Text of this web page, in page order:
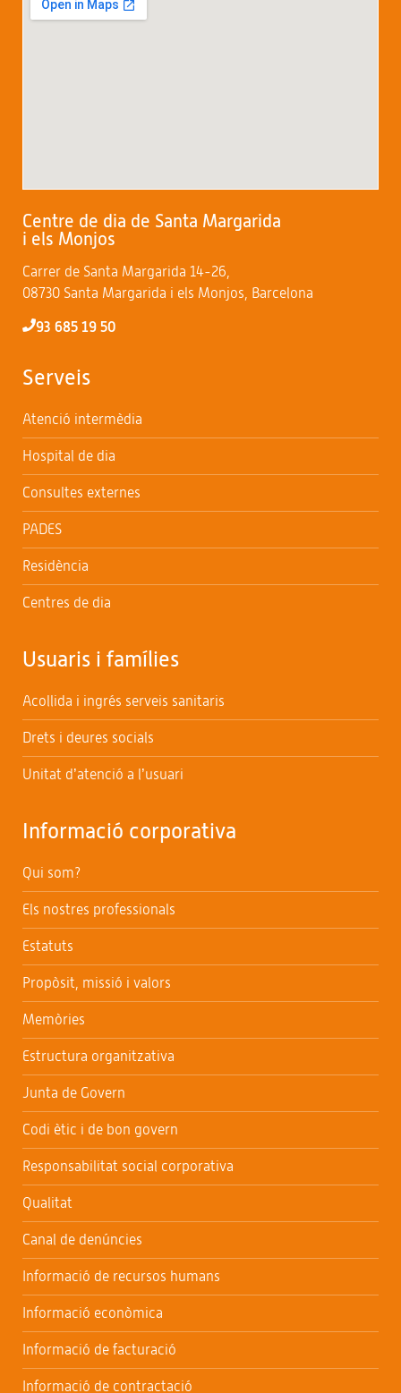
Centre de dia de Santa Margarida
i els Monjos
Carrer de Santa Margarida 14-26,
08730 Santa Margarida i els Monjos, Barcelona
93 685 19 50
Serveis
Atenció intermèdia
Hospital de dia
Consultes externes
PADES
Residència
Centres de dia
Usuaris i famílies
Acollida i ingrés serveis sanitaris
Drets i deures socials
Unitat d’atenció a l’usuari
Informació corporativa
Qui som?
Els nostres professionals
Estatuts
Propòsit, missió i valors
Memòries
Estructura organitzativa
Junta de Govern
Codi ètic i de bon govern
Responsabilitat social corporativa
Qualitat
Canal de denúncies
Informació de recursos humans
Informació econòmica
Informació de facturació
Informació de contractació